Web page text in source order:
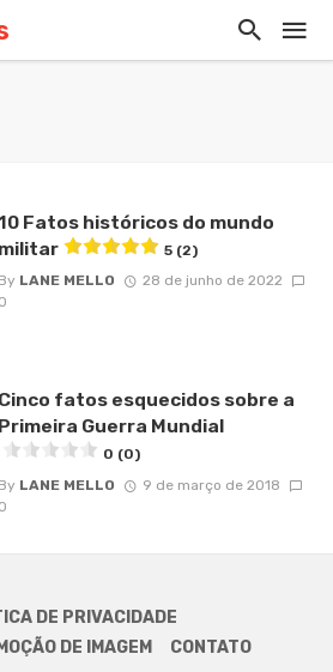
Fatos históricos do mundo
militar
5 (2)
By LANE MELLO
28 de junho de 2022
0
Cinco fatos esquecidos sobre a
Primeira Guerra Mundial
0 (0)
By LANE MELLO
9 de março de 2018
0
DE PRIVACIDADE
DE IMAGEM
CONTATO